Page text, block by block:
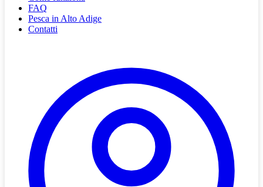
FAQ
Pesca in Alto Adige
Contatti